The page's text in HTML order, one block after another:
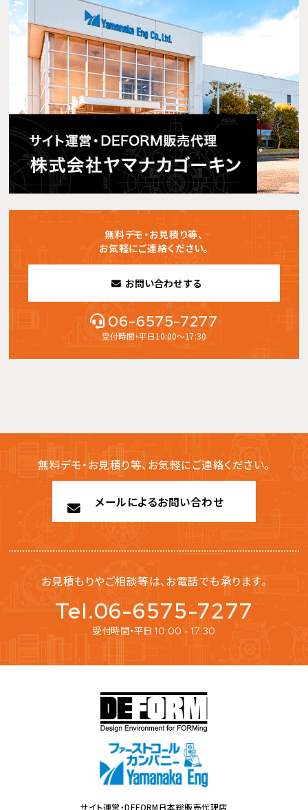
無料デモ・お見積り等、
お気軽にご連絡ください。
お問い合わせする
06-6575-7277
受付時間・平日10:00～17:30
無料デモ・お見積り等、お気軽にご連絡ください。
メールによるお問い合わせ
お見積もりやご相談等は、お電話でも承ります。
Tel.06-6575-7277
受付時間・平日10:00 - 17:30
サイト運営・DEFORM日本総販売代理店